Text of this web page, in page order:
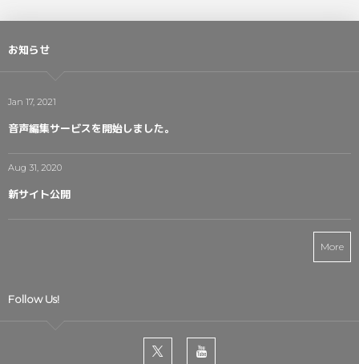
お知らせ
Jan 17, 2021
音声編集サービスを開始しました。
Aug 31, 2020
新サイト公開
More
Follow Us!